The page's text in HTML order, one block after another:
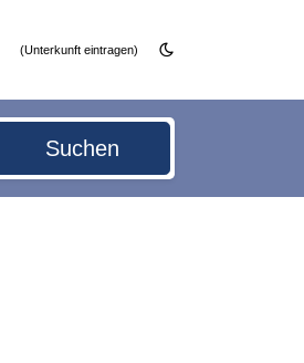
(Unterkunft eintragen)
Suchen